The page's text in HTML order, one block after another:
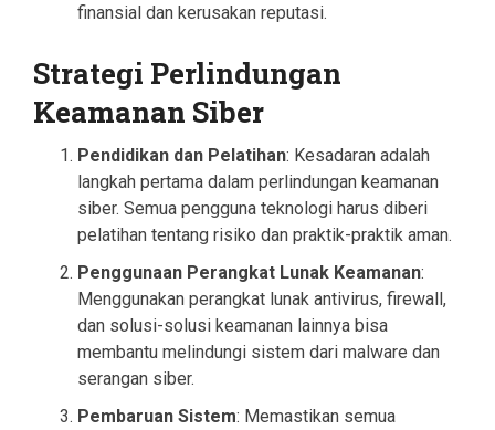
finansial dan kerusakan reputasi.
Strategi Perlindungan
Keamanan Siber
Pendidikan dan Pelatihan: Kesadaran adalah
langkah pertama dalam perlindungan keamanan
siber. Semua pengguna teknologi harus diberi
pelatihan tentang risiko dan praktik-praktik aman.
Penggunaan Perangkat Lunak Keamanan:
Menggunakan perangkat lunak antivirus, firewall,
dan solusi-solusi keamanan lainnya bisa
membantu melindungi sistem dari malware dan
serangan siber.
Pembaruan Sistem: Memastikan semua